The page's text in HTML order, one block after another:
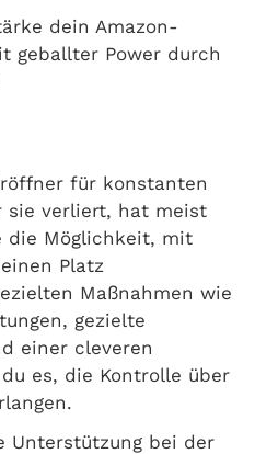
dein Amazon-
geballter Power durch
für konstanten
sie verliert, hat meist
die Möglichkeit, mit
Platz
Maßnahmen wie
gezielte
einer cleveren
es, die Kontrolle über
Unterstützung bei der